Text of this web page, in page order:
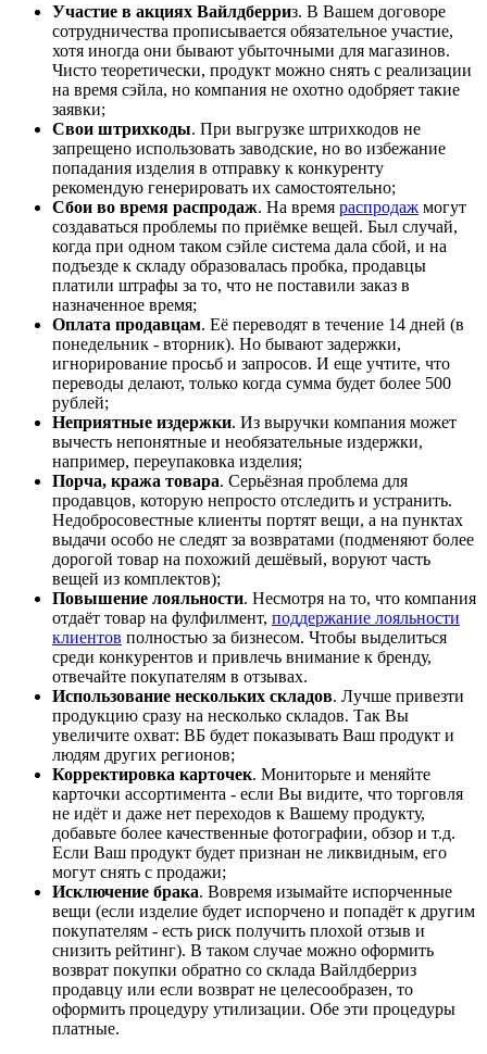
Участие в акциях Вайлдберриз. В Вашем договоре
сотрудничества прописывается обязательное участие,
хотя иногда они бывают убыточными для магазинов.
Чисто теоретически, продукт можно снять с реализации
на время сэйла, но компания не охотно одобряет такие
заявки;
Свои штрихкоды. При выгрузке штрихкодов не
запрещено использовать заводские, но во избежание
попадания изделия в отправку к конкуренту
рекомендую генерировать их самостоятельно;
Сбои во время распродаж. На время распродаж могут
создаваться проблемы по приёмке вещей. Был случай,
когда при одном таком сэйле система дала сбой, и на
подъезде к складу образовалась пробка, продавцы
платили штрафы за то, что не поставили заказ в
назначенное время;
Оплата продавцам. Её переводят в течение 14 дней (в
понедельник - вторник). Но бывают задержки,
игнорирование просьб и запросов. И еще учтите, что
переводы делают, только когда сумма будет более 500
рублей;
Неприятные издержки. Из выручки компания может
вычесть непонятные и необязательные издержки,
например, переупаковка изделия;
Порча, кража товара. Серьёзная проблема для
продавцов, которую непросто отследить и устранить.
Недобросовестные клиенты портят вещи, а на пунктах
выдачи особо не следят за возвратами (подменяют более
дорогой товар на похожий дешёвый, воруют часть
вещей из комплектов);
Повышение лояльности. Несмотря на то, что компания
отдаёт товар на фулфилмент, поддержание лояльности
клиентов полностью за бизнесом. Чтобы выделиться
среди конкурентов и привлечь внимание к бренду,
отвечайте покупателям в отзывах.
Использование нескольких складов. Лучше привезти
продукцию сразу на несколько складов. Так Вы
увеличите охват: ВБ будет показывать Ваш продукт и
людям других регионов;
Корректировка карточек. Мониторьте и меняйте
карточки ассортимента - если Вы видите, что торговля
не идёт и даже нет переходов к Вашему продукту,
добавьте более качественные фотографии, обзор и т.д.
Если Ваш продукт будет признан не ликвидным, его
могут снять с продажи;
Исключение брака. Вовремя изымайте испорченные
вещи (если изделие будет испорчено и попадёт к другим
покупателям - есть риск получить плохой отзыв и
снизить рейтинг). В таком случае можно оформить
возврат покупки обратно со склада Вайлдберриз
продавцу или если возврат не целесообразен, то
оформить процедуру утилизации. Обе эти процедуры
платные.